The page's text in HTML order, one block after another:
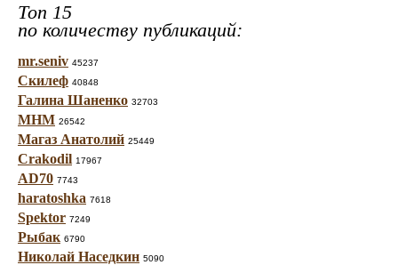
Топ 15
по количеству публикаций:
mr.seniv 45237
Скилеф 40848
Галина Шаненко 32703
МНМ 26542
Магаз Анатолий 25449
Crakodil 17967
AD70 7743
haratoshka 7618
Spektor 7249
Рыбак 6790
Николай Наседкин 5090